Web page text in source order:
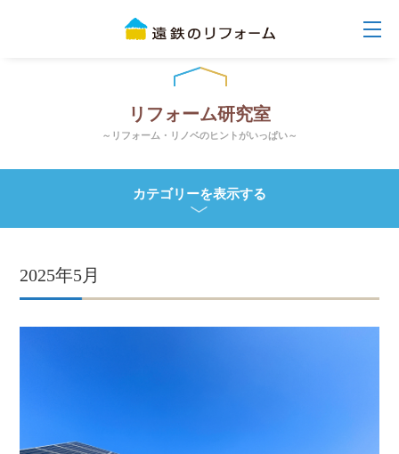
リフォーム研究室
～リフォーム・リノベのヒントがいっぱい～
カテゴリーを表示する
2025年5月